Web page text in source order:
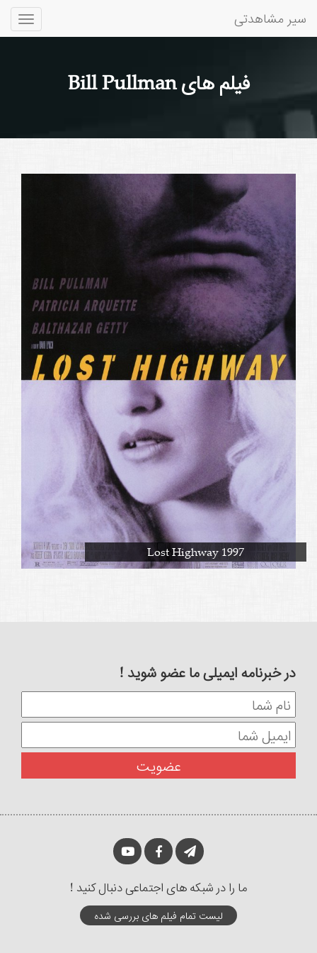
سیر مشاهدتی
فیلم های Bill Pullman
Lost Highway 1997
در خبرنامه ایمیلی ما عضو شوید !
ما را در شبکه های اجتماعی دنبال کنید !
لیست تمام فیلم های بررسی شده